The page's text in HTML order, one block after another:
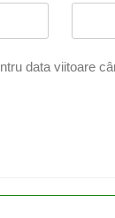
data viitoare